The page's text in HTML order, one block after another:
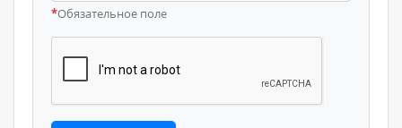
*Обязательное поле